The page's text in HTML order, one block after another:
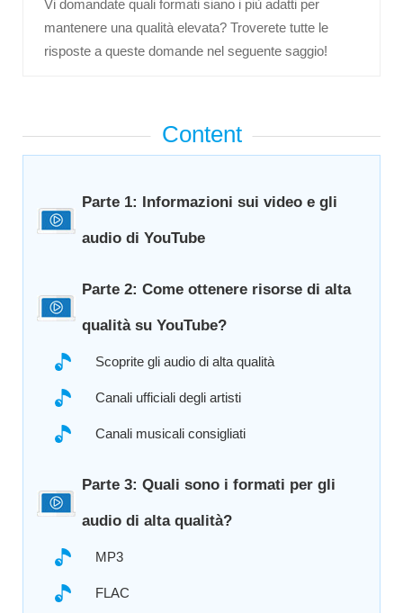
Vi domandate quali formati siano i più adatti per
mantenere una qualità elevata? Troverete tutte le
risposte a queste domande nel seguente saggio!
Parte 1: Informazioni sui video e gli
audio di YouTube
Parte 2: Come ottenere risorse di alta
qualità su YouTube?
Scoprite gli audio di alta qualità
Canali ufficiali degli artisti
Canali musicali consigliati
Parte 3: Quali sono i formati per gli
audio di alta qualità?
MP3
FLAC